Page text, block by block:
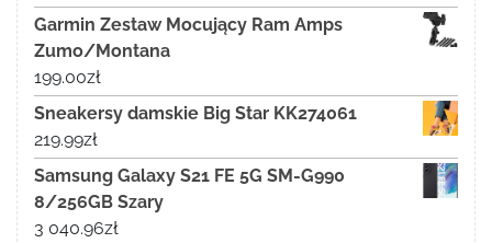
Garmin Zestaw Mocujący Ram Amps
Zumo/Montana
199.00zł
Sneakersy damskie Big Star KK274061
219.99zł
Samsung Galaxy S21 FE 5G SM-G990
8/256GB Szary
3 040.96zł